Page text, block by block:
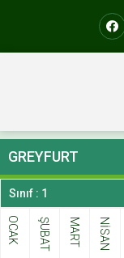
GREYFURT
Sınıf : 1
OCAK ŞUBAT MART NİSAN